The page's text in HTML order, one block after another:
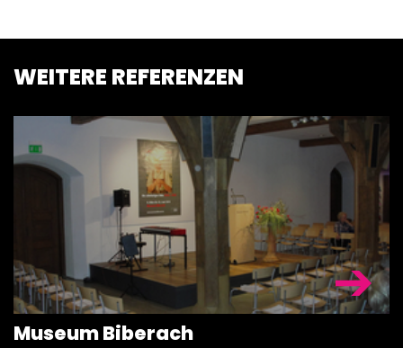
BÜHNEN &
TRIBÜNEN
WEITERE REFERENZEN
Museum Biberach